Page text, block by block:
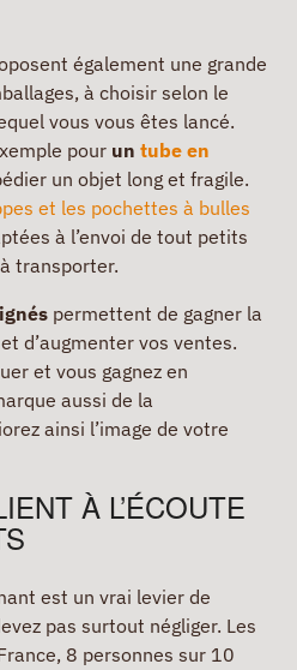
également une grande
à choisir selon le
vous vous êtes lancé.
pour un tube en
un objet long et fragile.
et les pochettes à bulles
à l’envoi de tout petits
transporter.
permettent de gagner la
d’augmenter vos ventes.
et vous gagnez en
aussi de la
ainsi l’image de votre
À L’ÉCOUTE
est un vrai levier de
pas surtout négliger. Les
8 personnes sur 10